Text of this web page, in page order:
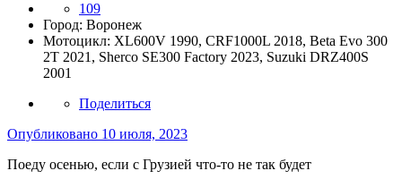
109
Город: Воронеж
Мотоцикл: XL600V 1990, CRF1000L 2018, Beta Evo 300
2T 2021, Sherco SE300 Factory 2023, Suzuki DRZ400S
2001
Поделиться
Опубликовано 10 июля, 2023
Поеду осенью, если с Грузией что-то не так будет